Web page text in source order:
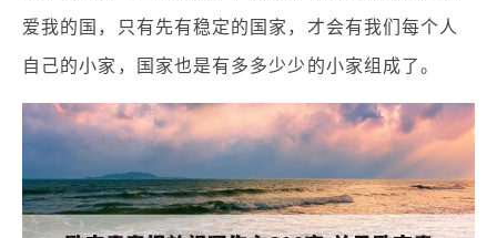
爱我的国，只有先有稳定的国家，才会有我们每个人
自己的小家，国家也是有多多少少的小家组成了。